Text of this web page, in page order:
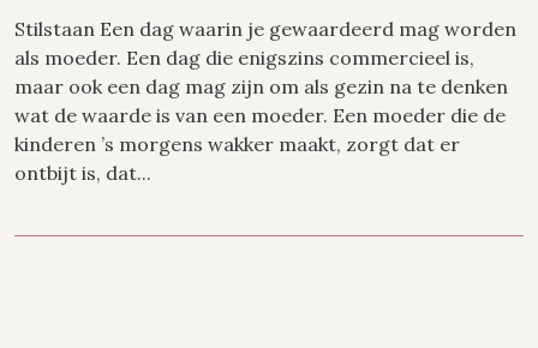
Stilstaan Een dag waarin je gewaardeerd mag worden
als moeder. Een dag die enigszins commercieel is,
maar ook een dag mag zijn om als gezin na te denken
wat de waarde is van een moeder. Een moeder die de
kinderen ’s morgens wakker maakt, zorgt dat er
ontbijt is, dat...